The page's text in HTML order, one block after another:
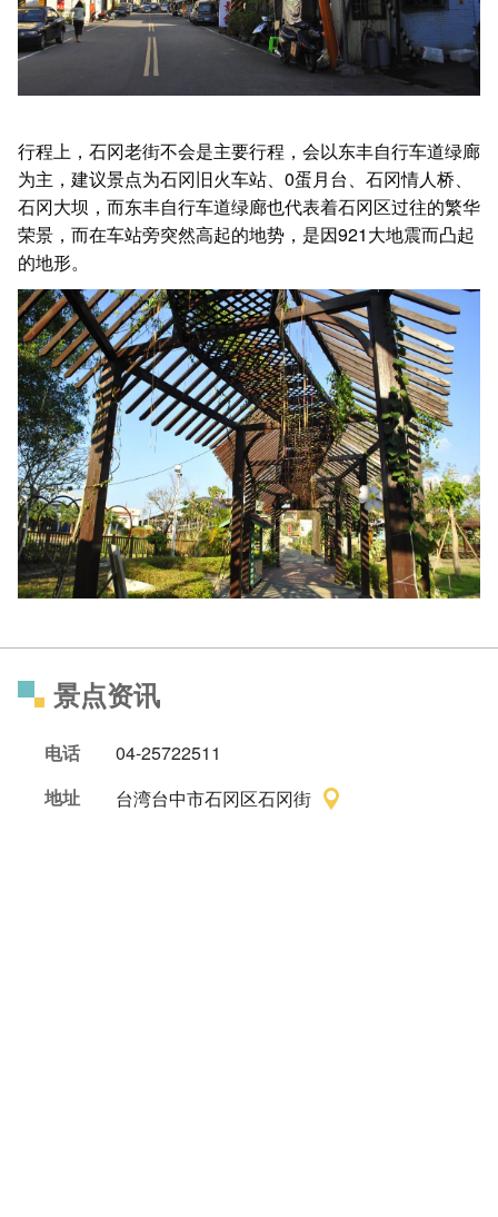
行程上，石冈老街不会是主要行程，会以东丰自行车道绿廊
为主，建议景点为石冈旧火车站、0蛋月台、石冈情人桥、
石冈大坝，而东丰自行车道绿廊也代表着石冈区过往的繁华
荣景，而在车站旁突然高起的地势，是因921大地震而凸起
的地形。
景点资讯
电话
04-25722511
地址
台湾台中市石冈区石冈街